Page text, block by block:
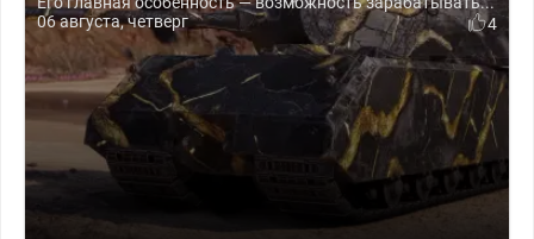
06 августа, четверг
4